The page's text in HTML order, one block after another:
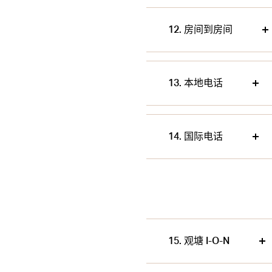
12. 房间到房间
13. 本地电话
14. 国际电话
15. 观塘 I-O-N